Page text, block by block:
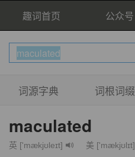
趣词首页 公众号
词源字典 词根词缀
maculated
英 ['mækjʊleɪt] 美 ['mækjʊlɪt]